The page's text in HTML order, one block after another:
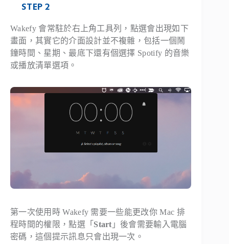
STEP 2
Wakefy 會常駐於右上角工具列，點選會出現如下
畫面，其實它的介面設計並不複雜，包括一個鬧
鐘時間、星期、最底下還有個選擇 Spotify 的音樂
或播放清單選項。
第一次使用時 Wakefy 需要一些能更改你 Mac 排
程時間的權限，點選「 Start 」後會需要輸入電腦
密碼，這個提示訊息只會出現一次。